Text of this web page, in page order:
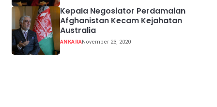
Kepala Negosiator Perdamaian
Afghanistan Kecam Kejahatan
Australia
ANKARANovember 23, 2020